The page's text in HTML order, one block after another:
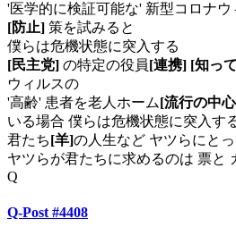
'医学的に検証可能な' 新型コロナウ
[防止] 策を試みると
僕らは危機状態に突入する
[民主党] の特定の役員[連携] [知っ
ウィルスの
'高齢' 患者を老人ホーム[流行の中
いる場合 僕らは危機状態に突入す
君たち[羊]の人生など ヤツらにと
ヤツらが君たちに求めるのは 票と
Q
Q-Post #4408